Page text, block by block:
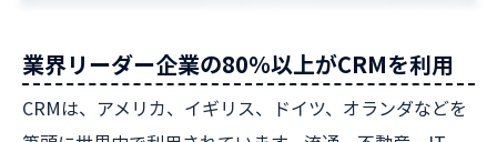
業界リーダー企業の80％以上がCRMを利用
CRMは、アメリカ、イギリス、ドイツ、オランダなどを